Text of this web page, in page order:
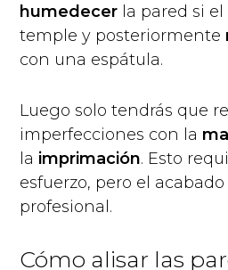
humedecer la pared si
temple y posteriormente
con una espátula.
Luego solo tendrás que
imperfecciones con la
la imprimación. Esto
esfuerzo, pero el
profesional.
Cómo alisar las